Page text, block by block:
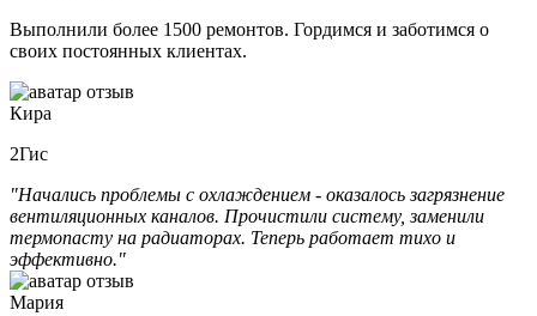
Выполнили более 1500 ремонтов. Гордимся и заботимся о
своих постоянных клиентах.
Кира
2Гис
"Начались проблемы с охлаждением - оказалось загрязнение
вентиляционных каналов. Прочистили систему, заменили
термопасту на радиаторах. Теперь работает тихо и
эффективно."
Мария